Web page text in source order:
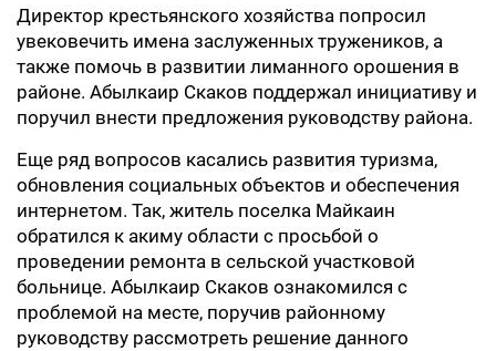
Директор крестьянского хозяйства попросил
увековечить имена заслуженных тружеников, а
также помочь в развитии лиманного орошения в
районе. Абылкаир Скаков поддержал инициативу и
поручил внести предложения руководству района.
Еще ряд вопросов касались развития туризма,
обновления социальных объектов и обеспечения
интернетом. Так, житель поселка Майкаин
обратился к акиму области с просьбой о
проведении ремонта в сельской участковой
больнице. Абылкаир Скаков ознакомился с
проблемой на месте, поручив районному
руководству рассмотреть решение данного